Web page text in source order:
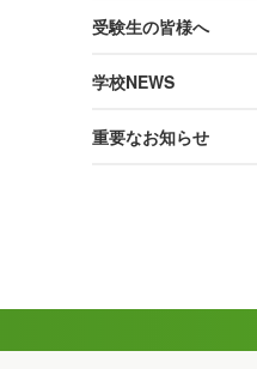
受験生の皆様へ
学校NEWS
重要なお知らせ